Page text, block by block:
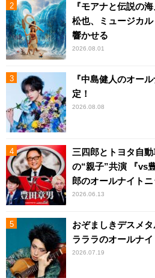
『モアナと伝説の
松也、ミュージカ
響かせる
2026.08.01
『中島健人のオー
定！
2026.08.08
三四郎とトヨタ自
の“親子”共演 『vs
郎のオールナイトニ
2026.06.13
おぞましきデスメ
ラララのオールナイ
2026.07.19